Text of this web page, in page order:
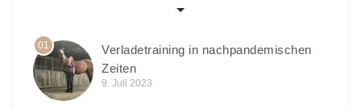
01
Verladetraining in nachpandemischen
Zeiten
9. Juli 2023